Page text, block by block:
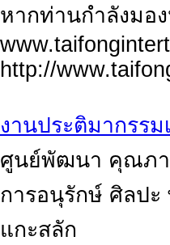
หากท่านกำลังมอ
http://
งานประติมากรรม
ศูนย์พัฒนา คุณภา
การอนุรักษ์ ศิลป
แกะสลัก